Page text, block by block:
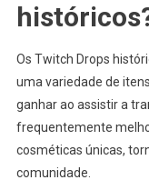
Os Twitch Drops
uma variedade de
ganhar ao assistir a
frequentemente
cosméticas únicas,
comunidade.